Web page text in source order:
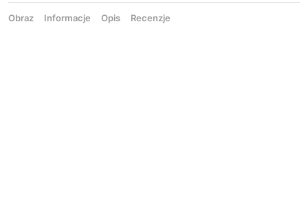
Obraz Informacje Opis Recenzje